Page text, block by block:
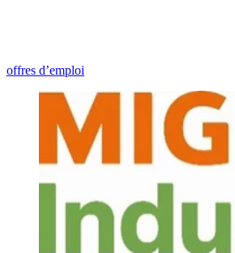
offres d’emploi